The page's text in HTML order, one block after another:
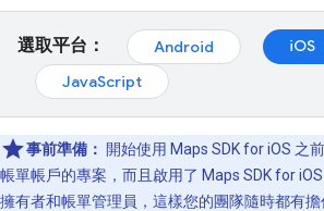
選取平台： Android
iOS
JavaScript
事前準備：
開始使用 Maps SDK for iOS 之
帳單帳戶的專案，而且啟用了 Maps SDK for
擁有者和帳單管理員，這樣您的團隊隨時都有